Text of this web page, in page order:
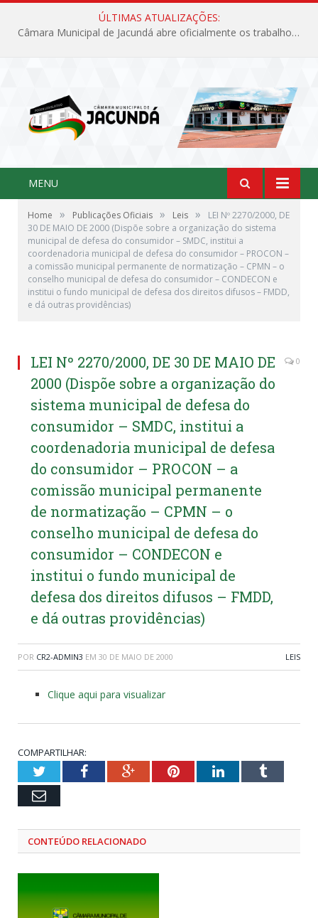
ÚLTIMAS ATUALIZAÇÕES:
Câmara Municipal de Jacundá abre oficialmente os trabalhos legislativos de 2026
MENU
Home » Publicações Oficiais » Leis »
LEI Nº 2270/2000, DE
30 DE MAIO DE 2000 (Dispõe sobre a organização do sistema
municipal de defesa do consumidor – SMDC, institui a
coordenadoria municipal de defesa do consumidor – PROCON –
a comissão municipal permanente de normatização – CPMN – o
conselho municipal de defesa do consumidor – CONDECON e
institui o fundo municipal de defesa dos direitos difusos – FMDD,
e dá outras providências)
LEI Nº 2270/2000, DE 30 DE MAIO DE
2000 (Dispõe sobre a organização do
sistema municipal de defesa do
consumidor – SMDC, institui a
coordenadoria municipal de defesa
do consumidor – PROCON – a
comissão municipal permanente
de normatização – CPMN – o
conselho municipal de defesa do
consumidor – CONDECON e
institui o fundo municipal de
defesa dos direitos difusos – FMDD,
e dá outras providências)
0
POR CR2-ADMIN3 EM 30 DE MAIO DE 2000 LEIS
Clique aqui para visualizar
COMPARTILHAR:
TwitterFacebookGoogle+PinterestLinkedInTumblr
Email
CONTEÚDO RELACIONADO